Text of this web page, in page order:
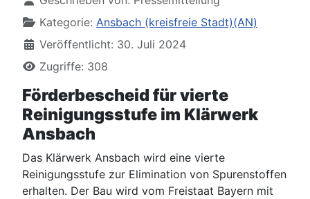
Kategorie: Ansbach (kreisfreie Stadt)(AN)
Veröffentlicht: 30. Juli 2024
Zugriffe: 308
Förderbescheid für vierte
Reinigungsstufe im Klärwerk
Ansbach
Das Klärwerk Ansbach wird eine vierte
Reinigungsstufe zur Elimination von Spurenstoffen
erhalten. Der Bau wird vom Freistaat Bayern mit